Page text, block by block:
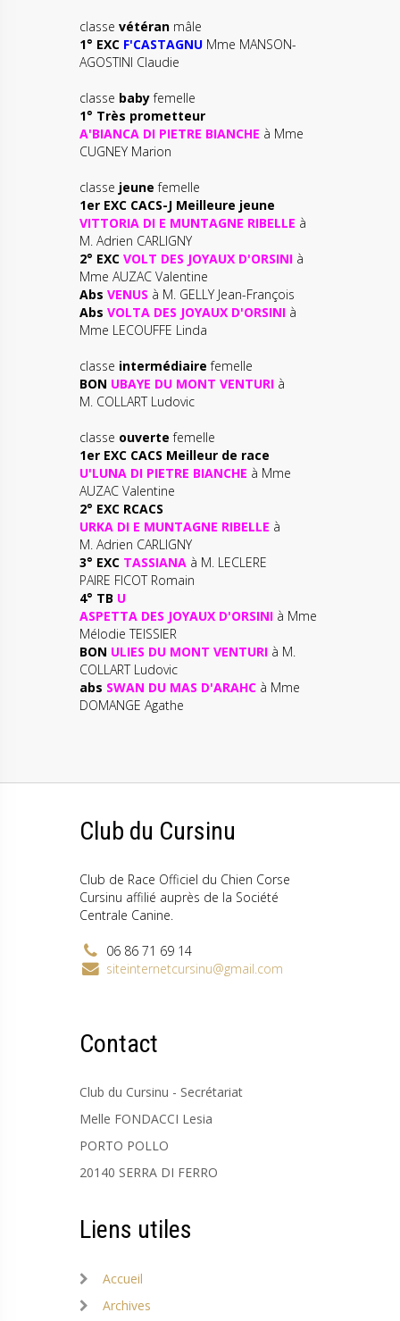
classe vétéran mâle
1° EXC F'CASTAGNU Mme MANSON-
AGOSTINI Claudie
classe babyfemelle
1° Très prometteur
A'BIANCA DI PIETRE BIANCHE à Mme
CUGNEY Marion
classe jeunefemelle
1er EXC CACS-J Meilleure jeune
VITTORIA DI E MUNTAGNE RIBELLE à
M. Adrien CARLIGNY
2° EXC VOLT DES JOYAUX D'ORSINI à
Mme AUZAC Valentine
Abs VENUS à M. GELLY Jean-François
Abs VOLTA DES JOYAUX D'ORSINI à
Mme LECOUFFE Linda
classe intermédiaire femelle
BON UBAYE DU MONT VENTURI à
M. COLLART Ludovic
classe ouverte femelle
1er EXC CACS Meilleur de race
U'LUNA DI PIETRE BIANCHE à Mme
AUZAC Valentine
2° EXC RCACS
URKA DI E MUNTAGNE RIBELLE à
M. Adrien CARLIGNY
3° EXC TASSIANA à M. LECLERE
PAIRE FICOT Romain
4° TB U
ASPETTA DES JOYAUX D'ORSINI à Mme
Mélodie TEISSIER
BON ULIES DU MONT VENTURI à M.
COLLART Ludovic
abs SWAN DU MAS D'ARAHC à Mme
DOMANGE Agathe
Club du Cursinu
Club de Race Officiel du Chien Corse
Cursinu affilié auprès de la Société
Centrale Canine.
06 86 71 69 14
siteinternetcursinu@gmail.com
Contact
Club du Cursinu - Secrétariat
Melle FONDACCI Lesia
PORTO POLLO
20140 SERRA DI FERRO
Liens utiles
Accueil
Archives